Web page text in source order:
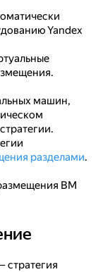
Yandex
машин,
разделами.
ВМ
стратегия